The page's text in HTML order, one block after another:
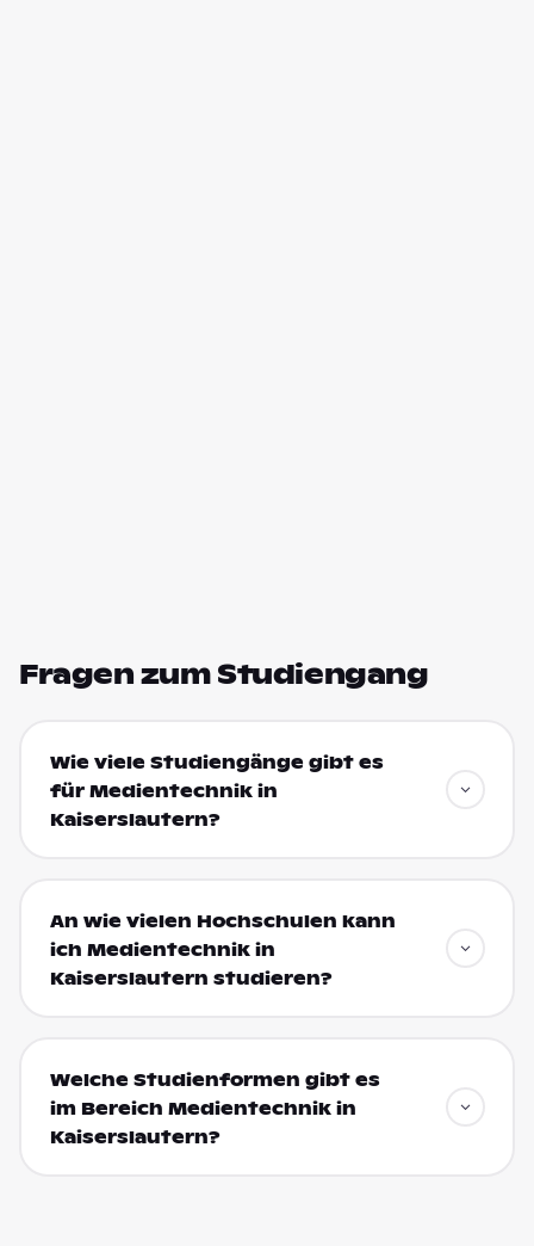
Fragen zum Studiengang
Wie viele Studiengänge gibt es
für Medientechnik in
Kaiserslautern?
An wie vielen Hochschulen kann
ich Medientechnik in
Kaiserslautern studieren?
Welche Studienformen gibt es
im Bereich Medientechnik in
Kaiserslautern?